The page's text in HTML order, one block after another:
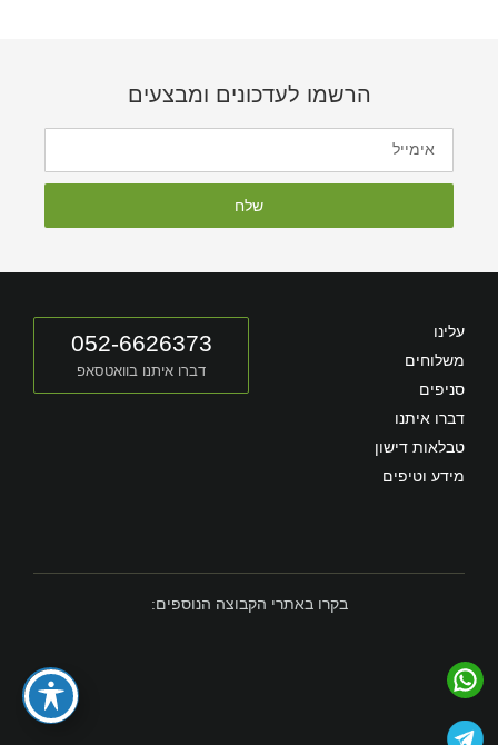
הרשמו לעדכונים ומבצעים
שלח
עלינו
משלוחים
סניפים
דברו איתנו
טבלאות דישון
מידע וטיפים
052-6626373
דברו איתנו בוואטסאפ
בקרו באתרי הקבוצה הנוספים: